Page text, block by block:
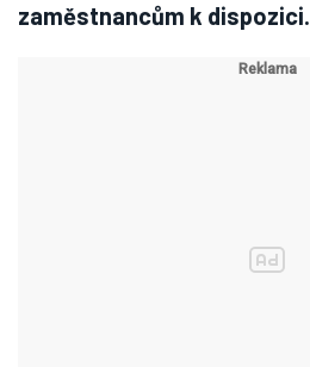
zaměstnancům k dispozici.